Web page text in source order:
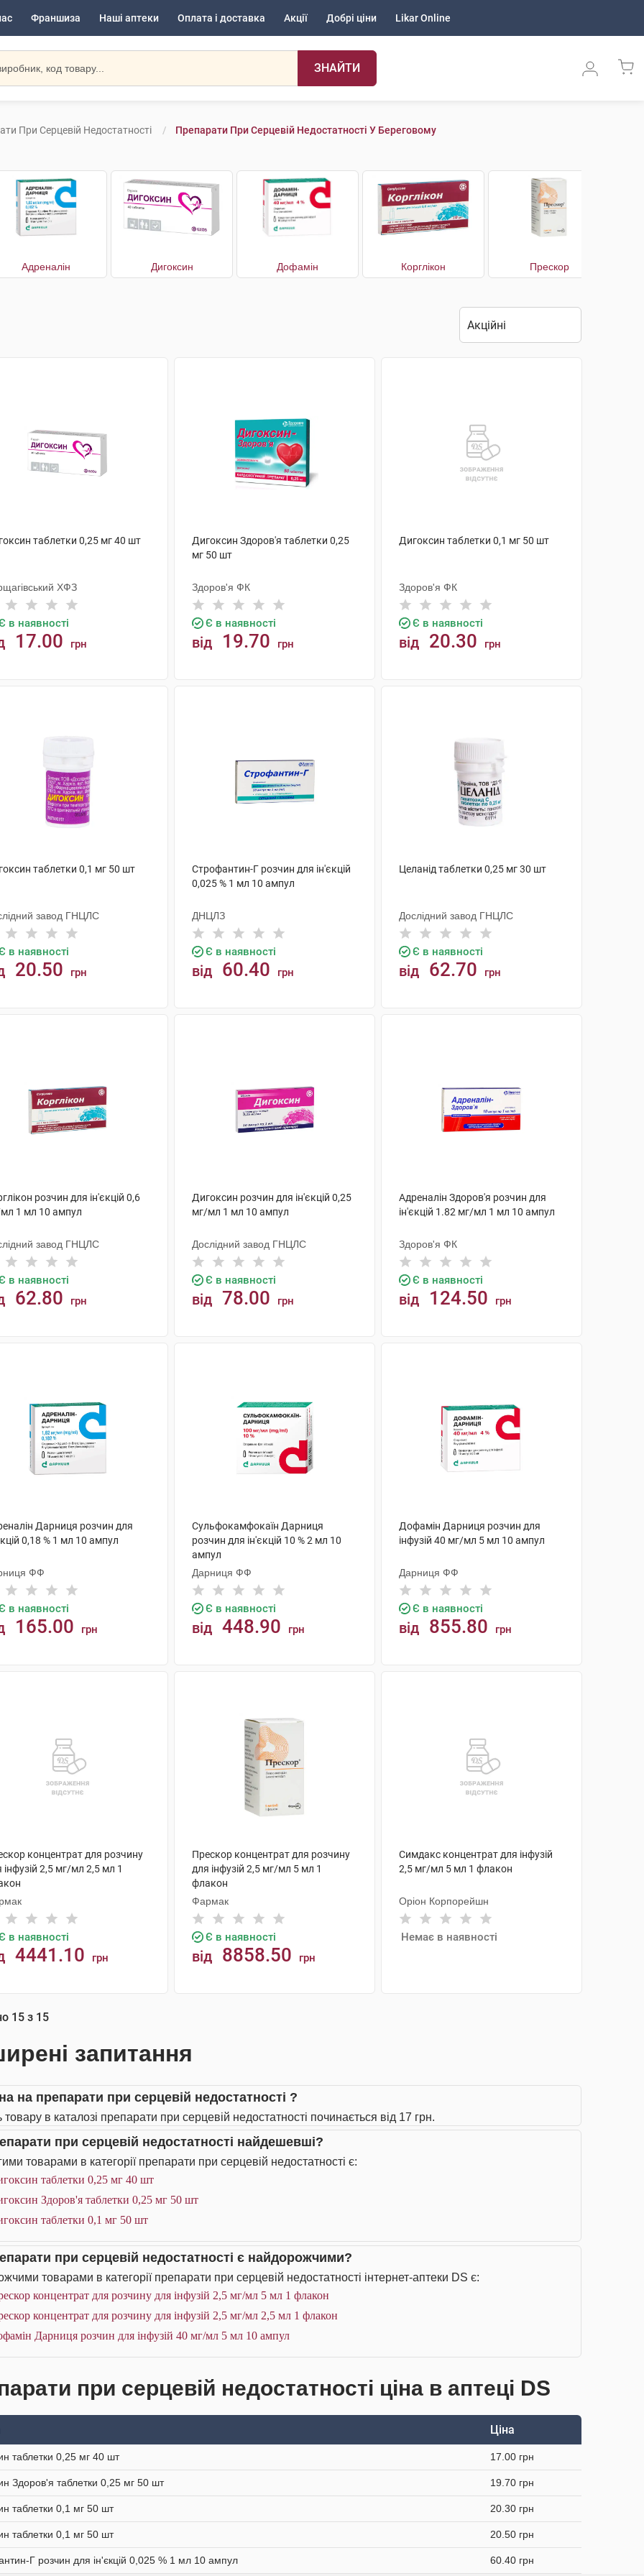
Франшиза Наші аптеки Оплата і доставка Акції Добрі ціни Likar Online
ЗНАЙТИ
При Серцевій Недостатності Препарати При Серцевій Недостатності У Береговому
Адреналін Дигоксин Дофамін Корглікон Прескор
таблетки 0,25 мг 40 шт
ХФЗ
в наявності
17.00 грн
Дигоксин Здоров'я таблетки 0,25
мг 50 шт
Здоров'я ФК
Є в наявності
від 19.70 грн
Дигоксин таблетки 0,1 мг 50 шт
Здоров'я ФК
Є в наявності
від 20.30 грн
таблетки 0,1 мг 50 шт
завод ГНЦЛС
в наявності
20.50 грн
Строфантин-Г розчин для ін'єкцій
0,025 % 1 мл 10 ампул
ДНЦЛЗ
Є в наявності
від 60.40 грн
Целанід таблетки 0,25 мг 30 шт
Дослідний завод ГНЦЛС
Є в наявності
від 62.70 грн
розчин для ін'єкцій 0,6
1 мл 10 ампул
завод ГНЦЛС
в наявності
62.80 грн
Дигоксин розчин для ін'єкцій 0,25
мг/мл 1 мл 10 ампул
Дослідний завод ГНЦЛС
Є в наявності
від 78.00 грн
Адреналін Здоров'я розчин для
ін'єкцій 1.82 мг/мл 1 мл 10 ампул
Здоров'я ФК
Є в наявності
від 124.50 грн
Дарниця розчин для
0,18 % 1 мл 10 ампул
ФФ
в наявності
165.00 грн
Сульфокамфокаїн Дарниця
розчин для ін'єкцій 10 % 2 мл 10
ампул
Дарниця ФФ
Є в наявності
від 448.90 грн
Дофамін Дарниця розчин для
інфузій 40 мг/мл 5 мл 10 ампул
Дарниця ФФ
Є в наявності
від 855.80 грн
концентрат для розчину
інфузій 2,5 мг/мл 2,5 мл 1
в наявності
4441.10 грн
Прескор концентрат для розчину
для інфузій 2,5 мг/мл 5 мл 1
флакон
Фармак
Є в наявності
від 8858.50 грн
Симдакс концентрат для інфузій
2,5 мг/мл 5 мл 1 флакон
Оріон Корпорейшн
Немає в наявності
15 з 15
запитання
на препарати при серцевій недостатності ?
товару в каталозі препарати при серцевій недостатності починається від 17 грн.
при серцевій недостатності найдешевші?
товарами в категорії препарати при серцевій недостатності є:
таблетки 0,25 мг 40 шт
Здоров'я таблетки 0,25 мг 50 шт
таблетки 0,1 мг 50 шт
при серцевій недостатності є найдорожчими?
товарами в категорії препарати при серцевій недостатності інтернет-аптеки DS є:
концентрат для розчину для інфузій 2,5 мг/мл 5 мл 1 флакон
концентрат для розчину для інфузій 2,5 мг/мл 2,5 мл 1 флакон
Дарниця розчин для інфузій 40 мг/мл 5 мл 10 ампул
при серцевій недостатності ціна в аптеці DS
Ціна
таблетки 0,25 мг 40 шт 17.00 грн
Здоров'я таблетки 0,25 мг 50 шт 19.70 грн
таблетки 0,1 мг 50 шт 20.30 грн
таблетки 0,1 мг 50 шт 20.50 грн
Г розчин для ін'єкцій 0,025 % 1 мл 10 ампул 60.40 грн